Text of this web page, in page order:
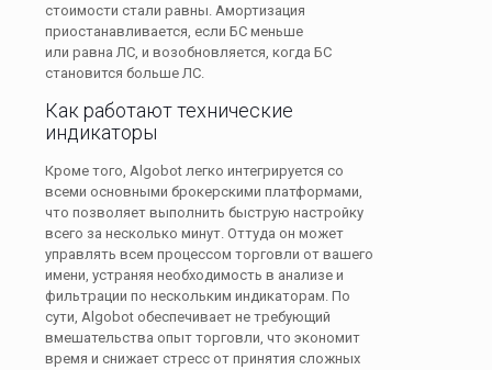
стоимости стали равны. Амортизация
приостанавливается, если БС меньше
или равна ЛС, и возобновляется, когда БС
становится больше ЛС.
Как работают технические
индикаторы
Кроме того, Algobot легко интегрируется со
всеми основными брокерскими платформами,
что позволяет выполнить быструю настройку
всего за несколько минут. Оттуда он может
управлять всем процессом торговли от вашего
имени, устраняя необходимость в анализе и
фильтрации по нескольким индикаторам. По
сути, Algobot обеспечивает не требующий
вмешательства опыт торговли, что экономит
время и снижает стресс от принятия сложных